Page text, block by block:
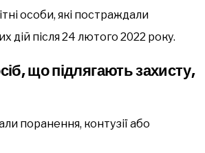
особи, які постраждали
дій після 24 лютого 2022 року.
що підлягають захисту,
поранення, контузії або